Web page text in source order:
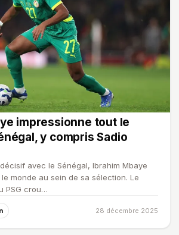
impressionne tout le
y compris Sadio
avec le Sénégal, Ibrahim Mbaye
monde au sein de sa sélection. Le
PSG crou…
28 décembre 2025